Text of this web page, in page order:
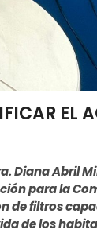
EL
Diana Abril
para la
de filtros
de los